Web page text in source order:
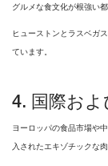
グルメな食文化が根強い
ヒューストンとラスベガ
ています。
4. 国際お
ヨーロッパの食品市場や
入されたエキゾチックな